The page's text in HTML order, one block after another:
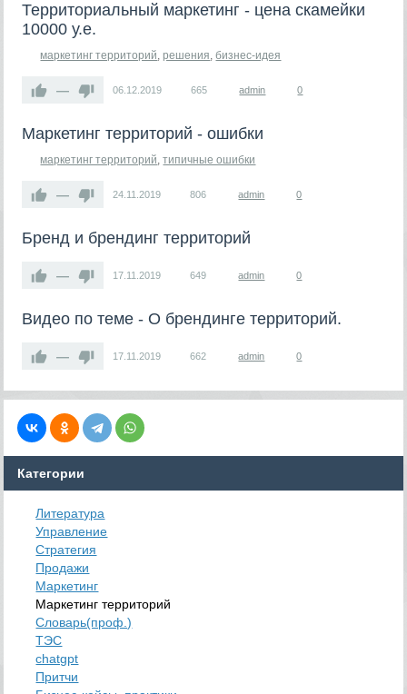
Территориальный маркетинг - цена скамейки
10000 у.е.
маркетинг территорий,решения,бизнес-идея
— 06.12.2019 665 admin 0
Маркетинг территорий - ошибки
маркетинг территорий,типичные ошибки
— 24.11.2019 806 admin 0
Бренд и брендинг территорий
— 17.11.2019 649 admin 0
Видео по теме - О брендинге территорий.
— 17.11.2019 662 admin 0
Категории
Литература
Управление
Стратегия
Продажи
Маркетинг
Маркетинг территорий
Словарь(проф.)
ТЭС
chatgpt
Притчи